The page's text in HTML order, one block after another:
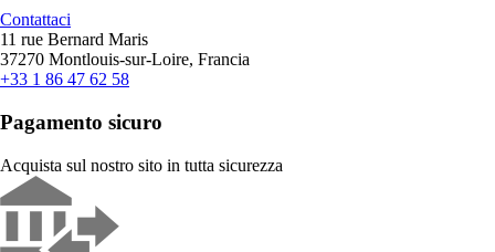
Contattaci
11 rue Bernard Maris
37270 Montlouis-sur-Loire, Francia
+33 1 86 47 62 58
Pagamento sicuro
Acquista sul nostro sito in tutta sicurezza